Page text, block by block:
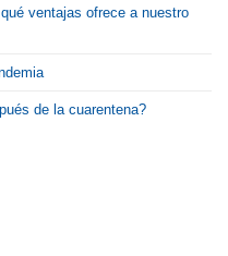
ventajas ofrece a nuestro
de la cuarentena?